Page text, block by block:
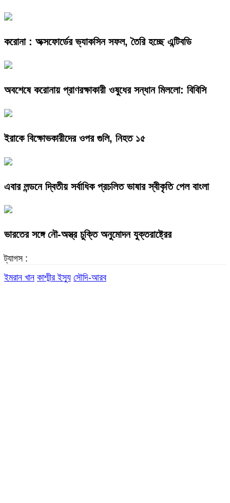
করোনা : অক্সফোর্ডের ভ্যাকসিন সফল, তৈরি হচ্ছে এন্টিবডি
অবশেষে করোনায় প্রাণরক্ষাকারী ওষুধের সন্ধান মিললো: বিবিসি
ইরাকে বিক্ষোভকারীদের ওপর গুলি, নিহত ১৫
এবার লন্ডনে দ্বিতীয় সর্বাধিক প্রচলিত ভাষার স্বীকৃতি পেল বাংলা
ভারতের সঙ্গে নৌ-অস্ত্র চুক্তি অনুমোদন যুক্তরাষ্ট্রের
ট্যাগস :
ইমরান খান কাশ্মীর ইস্যু সৌদি-আরব